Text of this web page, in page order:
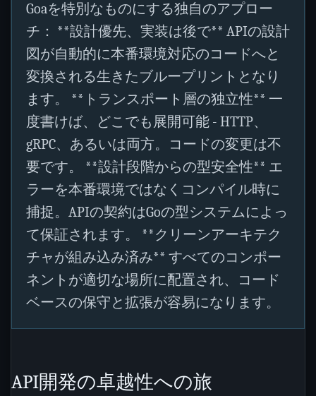
Goaを特別なものにする独自のアプロー
チ： **設計優先、実装は後で** APIの設計
図が自動的に本番環境対応のコードへと
変換される生きたブループリントとなり
ます。 **トランスポート層の独立性** 一
度書けば、どこでも展開可能 - HTTP、
gRPC、あるいは両方。コードの変更は不
要です。 **設計段階からの型安全性** エ
ラーを本番環境ではなくコンパイル時に
捕捉。APIの契約はGoの型システムによっ
て保証されます。 **クリーンアーキテク
チャが組み込み済み** すべてのコンポー
ネントが適切な場所に配置され、コード
ベースの保守と拡張が容易になります。
API開発の卓越性への旅